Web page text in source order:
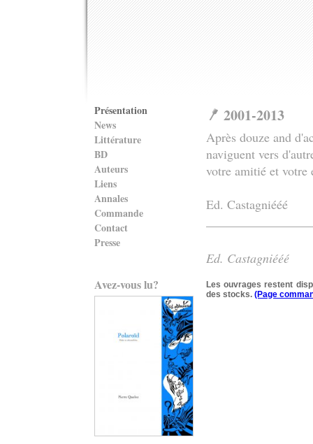
Présentation
News
Littérature
BD
Auteurs
Liens
Annales
Commande
Contact
Presse
Avez-vous lu?
2001-2013
Après douze and
naviguent vers
votre amitié et votre
Ed. Castagniééé
Ed. Castagniééé
Les ouvrages restent
des stocks. (Page